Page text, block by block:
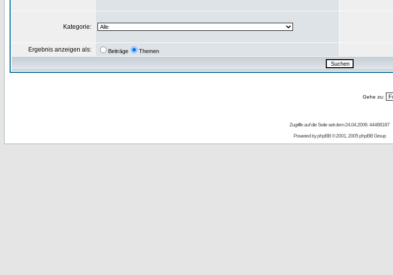
Kategorie:
Ergebnis anzeigen als: Beiträge Themen
Gehe zu:
Zugriffe auf die Seite seit dem 24.04.2006: 44488187
Powered byphpBB© 2001, 2005 phpBB Group